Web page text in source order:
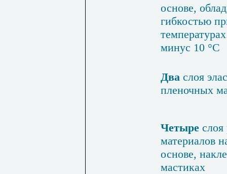
основе,
гибкостью
минус 10 °С
Два слоя
пленочных
Четыре
материалов
основе,
масти­ках